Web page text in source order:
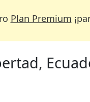
Plan Premium